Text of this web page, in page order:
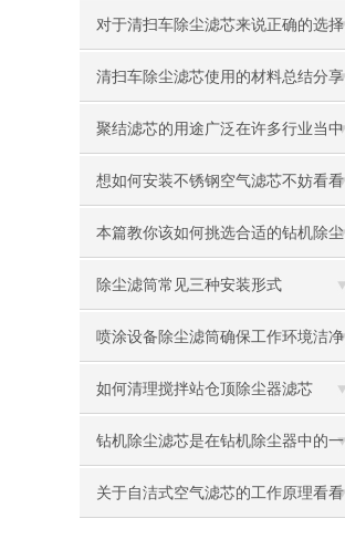
对于清扫车除尘滤芯来说正确的选择
滤布是很重要的
清扫车除尘滤芯使用的材料总结分享
聚结滤芯的用途广泛在许多行业当中
发挥很大作用
想如何安装不锈钢空气滤芯不妨看看
本篇吧
本篇教你该如何挑选合适的钻机除尘
滤芯
除尘滤筒常见三种安装形式
喷涂设备除尘滤筒确保工作环境洁净
与健康
如何清理搅拌站仓顶除尘器滤芯
钻机除尘滤芯是在钻机除尘器中的一
种很重要的组成部分
关于自洁式空气滤芯的工作原理看看